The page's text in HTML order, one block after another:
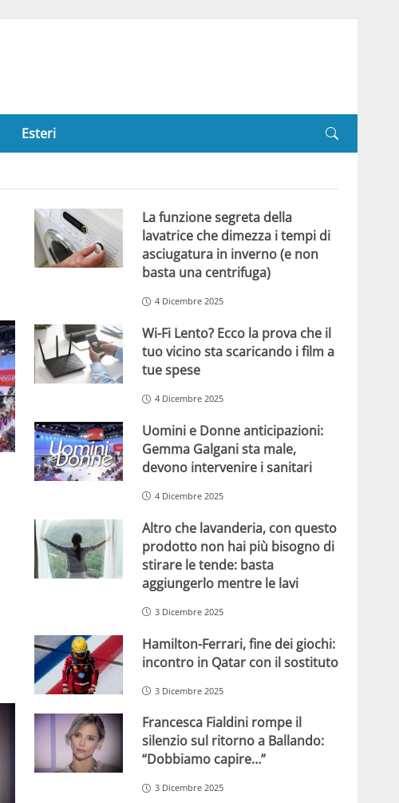
Esteri
La funzione segreta della
lavatrice che dimezza i tempi di
asciugatura in inverno (e non
basta una centrifuga)
4 Dicembre 2025
Wi-Fi Lento? Ecco la prova che il
tuo vicino sta scaricando i film a
tue spese
4 Dicembre 2025
Uomini e Donne anticipazioni:
Gemma Galgani sta male,
devono intervenire i sanitari
4 Dicembre 2025
Altro che lavanderia, con questo
prodotto non hai più bisogno di
stirare le tende: basta
aggiungerlo mentre le lavi
3 Dicembre 2025
Hamilton-Ferrari, fine dei giochi:
incontro in Qatar con il sostituto
3 Dicembre 2025
Francesca Fialdini rompe il
silenzio sul ritorno a Ballando:
“Dobbiamo capire…”
3 Dicembre 2025